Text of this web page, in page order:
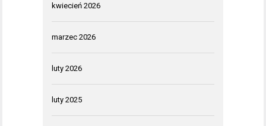
kwiecień 2026
marzec 2026
luty 2026
luty 2025